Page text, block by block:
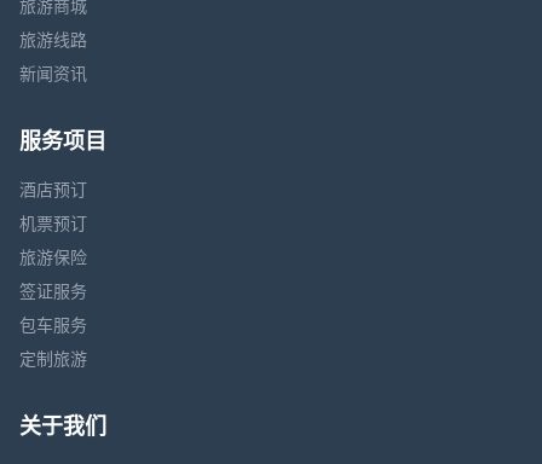
旅游商城
旅游线路
新闻资讯
服务项目
酒店预订
机票预订
旅游保险
签证服务
包车服务
定制旅游
关于我们